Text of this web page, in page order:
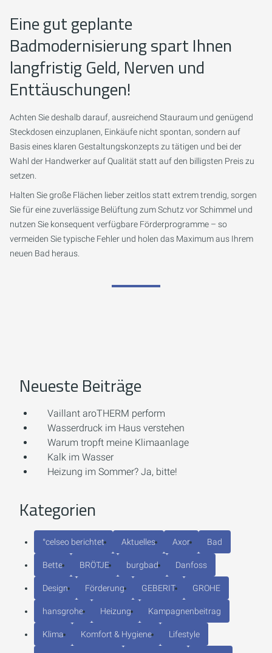
Eine gut geplante
Badmodernisierung spart Ihnen
langfristig Geld, Nerven und
Enttäuschungen!
Achten Sie deshalb darauf, ausreichend Stauraum und genügend
Steckdosen einzuplanen, Einkäufe nicht spontan, sondern auf
Basis eines klaren Gestaltungskonzepts zu tätigen und bei der
Wahl der Handwerker auf Qualität statt auf den billigsten Preis zu
setzen.
Halten Sie große Flächen lieber zeitlos statt extrem trendig, sorgen
Sie für eine zuverlässige Belüftung zum Schutz vor Schimmel und
nutzen Sie konsequent verfügbare Förderprogramme – so
vermeiden Sie typische Fehler und holen das Maximum aus Ihrem
neuen Bad heraus.
Neueste Beiträge
Vaillant aroTHERM perform
Wasserdruck im Haus verstehen
Warum tropft meine Klimaanlage
Kalk im Wasser
Heizung im Sommer? Ja, bitte!
Kategorien
°celseo berichtet Aktuelles Axor Bad
Bette BRÖTJE burgbad Danfoss
Design Förderung GEBERIT GROHE
hansgrohe Heizung Kampagnenbeitrag
Klima Komfort & Hygiene Lifestyle